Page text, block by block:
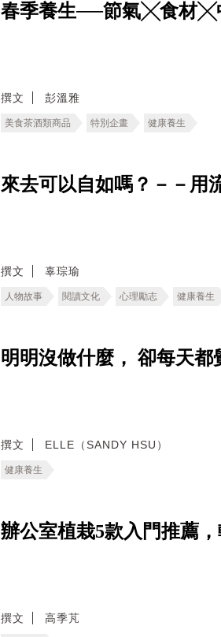
春季養生──節氣╳食材╳
撰文 彭溫雅
美食茶酒類商品 特別企畫 健康養生
來去可以自如嗎？－－用
撰文 辜琮瑜
人物故事 閱讀文化 心理勵志 健康養生
明明沒做什麼， 卻每天
撰文 ELLE（SANDY HSU）
健康養生
辦公室植栽5款入門推薦
撰文 高季芃